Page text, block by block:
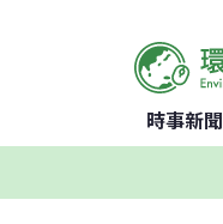
時事新聞